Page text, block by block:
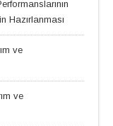
Hazırlanması
ve
ve